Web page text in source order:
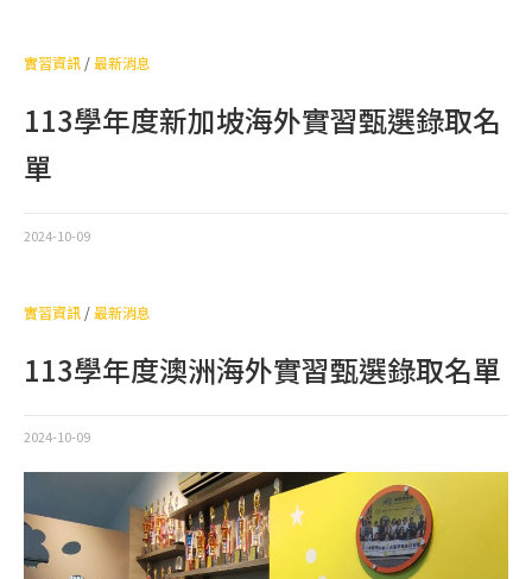
實習資訊 /最新消息
113學年度新加坡海外實習甄選錄取名
單
2024-10-09
實習資訊 /最新消息
113學年度澳洲海外實習甄選錄取名單
2024-10-09